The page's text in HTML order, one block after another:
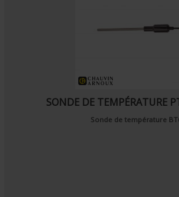
SONDE DE TEMPÉRATURE
Sonde de température